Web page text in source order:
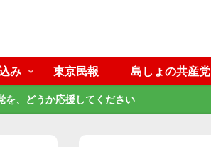
み 東京民報 島しょの共産党
を、どうか応援してください